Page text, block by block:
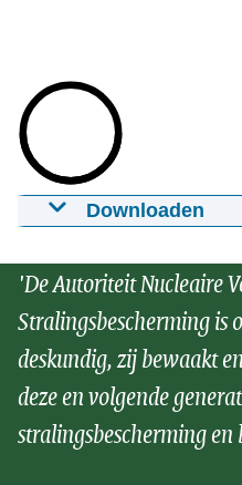
Downloaden
een kernongeval?
11-09-201701:29mp4
Download
Ondertiteling
srt
'De Autoriteit Nucleaire
Stralingsbescherming is
deskundig, zij bewaakt
deze en volgende
stralingsbescherming